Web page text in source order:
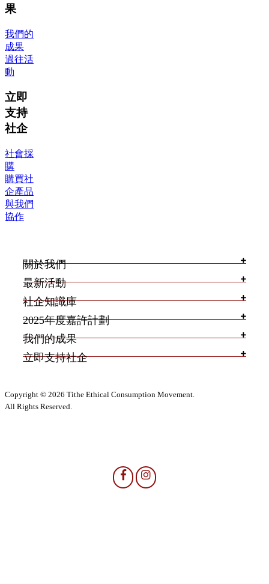
果
我們的
成果
過往活
動
立即
支持
社企
社會採
購
購買社
企產品
與我們
協作
關於我們
最新活動
社企知識庫
2025年度嘉許計劃
我們的成果
立即支持社企
Copyright © 2026 Tithe Ethical Consumption Movement.
All Rights Reserved.